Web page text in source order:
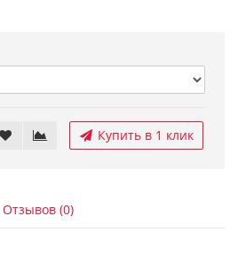
Купить в 1 клик
Отзывов (0)